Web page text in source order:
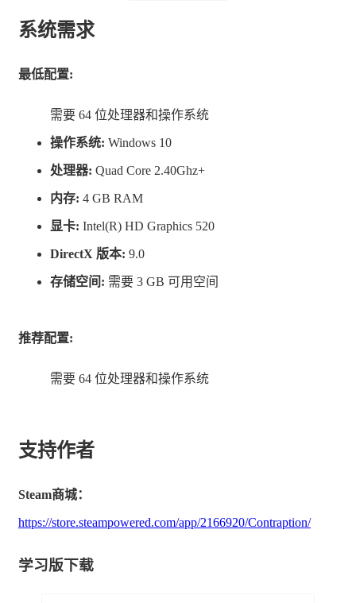
创造您的专属挑战，并与您的好友和
社区分享
我们将为您提供我们构建游戏所用的编辑器，简单易用，
这样您就可以创建专属的自动化挑战。发行时已包含
Steam Workshop支持，确保您可以轻松与好友和社区分享
置和解决方案的效率和复杂度。
译的质量），但我们希望让大多数人都能使用该游戏 发
布时可能的玩家。 我们的计划是利用销售资金在发布后
系统需求
最低配置:
需要 64 位处理器和操作系统
操作系统: Windows 10
处理器: Quad Core 2.40Ghz+
内存: 4 GB RAM
显卡: Intel(R) HD Graphics 520
DirectX 版本: 9.0
存储空间: 需要 3 GB 可用空间
推荐配置:
需要 64 位处理器和操作系统
支持作者
Steam商城：
https://store.steampowered.com/app/2166920/Contraption/
学习版下载